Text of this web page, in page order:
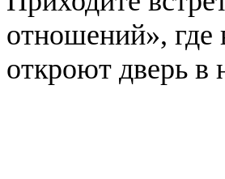
отношений», где
откроют дверь